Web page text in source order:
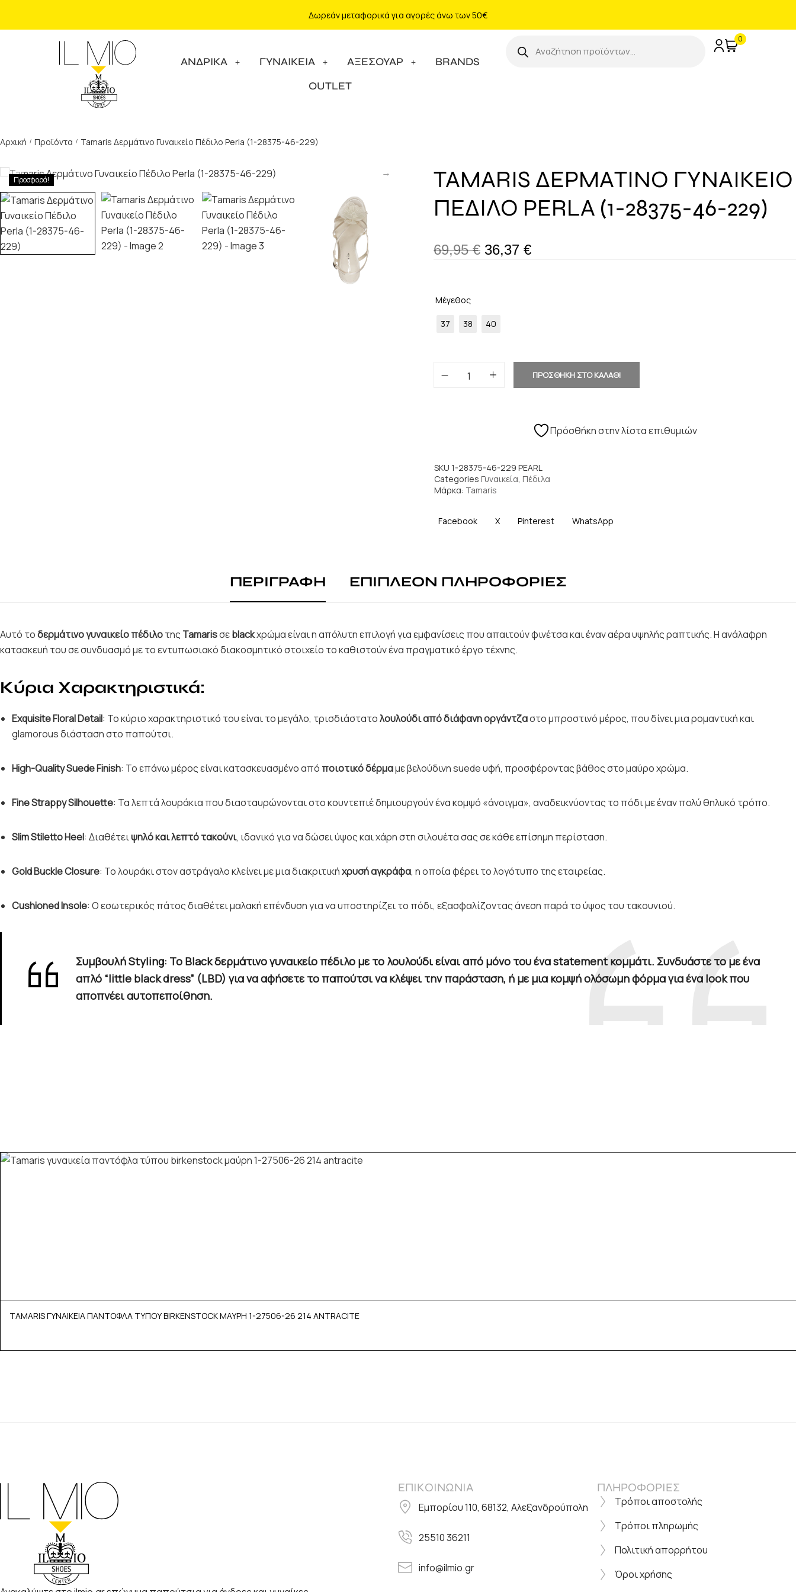
Δωρεάν μεταφορικά για αγορές άνω των 50€
ΑΝΔΡΙΚΑ ΓΥΝΑΙΚΕΙΑ ΑΞΕΣΟΥΑΡ
BRANDS
OUTLET
0
Αρχική / Προϊόντα / Tamaris Δερμάτινο Γυναικείο Πέδιλο Perla (1-28375-46-229)
Προσφορά!
TAMARIS ΔΕΡΜΑΤΙΝΟ ΓΥΝΑΙΚΕΙΟ
ΠΕΔΙΛΟ PERLA (1-28375-46-229)
69,95€ 36,37 €
Μέγεθος
37 38 40
ΠΡΟΣΘΗΚΗ ΣΤΟ ΚΑΛΑΘΙ
Πρόσθήκη στην λίστα επιθυμιών
SKU 1-28375-46-229 PEARL
Categories Γυναικεία, Πέδιλα
Μάρκα: Tamaris
Facebook X Pinterest WhatsApp
ΠΕΡΙΓΡΑΦΗ ΕΠΙΠΛΕΟΝ ΠΛΗΡΟΦΟΡΙΕΣ
Αυτό τοδερμάτινο γυναικείο πέδιλοτης Tamarisσεblackχρώμα είναι η απόλυτη επιλογή για εμφανίσεις που απαιτούν φινέτσα και έναν αέρα υψηλής ραπτικής. Η ανάλαφρη
κατασκευή του σε συνδυασμό με το εντυπωσιακό διακοσμητικό στοιχείο το καθιστούν ένα πραγματικό έργο τέχνης.
Κύρια Χαρακτηριστικά:
Exquisite Floral Detail: Το κύριο χαρακτηριστικό του είναι το μεγάλο, τρισδιάστατολουλούδι από διάφανη οργάντζαστο μπροστινό μέρος, που δίνει μια ρομαντική και
glamorous διάσταση στο παπούτσι.
High-Quality Suede Finish: Το επάνω μέρος είναι κατασκευασμένο από ποιοτικό δέρμαμε βελούδινη suede υφή, προσφέροντας βάθος στο μαύρο χρώμα.
Fine Strappy Silhouette: Τα λεπτά λουράκια που διασταυρώνονται στο κουντεπιέ δημιουργούν ένα κομψό «άνοιγμα», αναδεικνύοντας το πόδι με έναν πολύ θηλυκό τρόπο.
Slim Stiletto Heel: Διαθέτειψηλό και λεπτό τακούνι, ιδανικό για να δώσει ύψος και χάρη στη σιλουέτα σας σε κάθε επίσημη περίσταση.
Gold Buckle Closure: Το λουράκι στον αστράγαλο κλείνει με μια διακριτικήχρυσή αγκράφα, η οποία φέρει το λογότυπο της εταιρείας.
Cushioned Insole: Ο εσωτερικός πάτος διαθέτει μαλακή επένδυση για να υποστηρίζει το πόδι, εξασφαλίζοντας άνεση παρά το ύψος του τακουνιού.
Συμβουλή Styling: Το Black δερμάτινο γυναικείο πέδιλο με το λουλούδι είναι από μόνο του ένα statement κομμάτι. Συνδυάστε το με ένα
απλό “little black dress” (LBD) για να αφήσετε το παπούτσι να κλέψει την παράσταση, ή με μια κομψή ολόσωμη φόρμα για ένα look που
αποπνέει αυτοπεποίθηση.
TAMARIS ΓΥΝΑΙΚΕΙΑ ΠΑΝΤΟΦΛΑ ΤΥΠΟΥ BIRKENSTOCK ΜΑΥΡΗ 1-27506-26 214 ANTRACITE
ΕΠΙΚΟΙΝΩΝΙΑ
Εμπορίου 110, 68132, Αλεξανδρούπολη
25510 36211
info@ilmio.gr
ΠΛΗΡΟΦΟΡΙΕΣ
Τρόποι αποστολής
Τρόποι πληρωμής
Πολιτική απορρήτου
Όροι χρήσης